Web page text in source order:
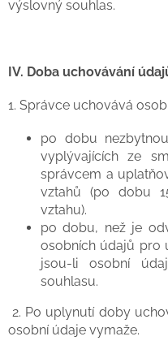
výslovný souhlas.
IV. Doba uchovávání
1. Správce uchovává
po dobu
vyplývajících ze
správcem a
vztahů (po dobu
vztahu).
po dobu, než je
osobních údajů pro
jsou-li osobní
souhlasu.
2. Po uplynutí doby
osobní údaje vymaže.